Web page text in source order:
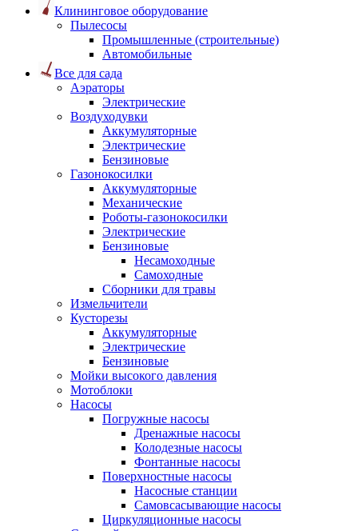
Клининговое оборудование
Пылесосы
Промышленные (строительные)
Автомобильные
Все для сада
Аэраторы
Электрические
Воздуходувки
Аккумуляторные
Электрические
Бензиновые
Газонокосилки
Аккумуляторные
Механические
Роботы-газонокосилки
Электрические
Бензиновые
Несамоходные
Самоходные
Сборники для травы
Измельчители
Кусторезы
Аккумуляторные
Электрические
Бензиновые
Мойки высокого давления
Мотоблоки
Насосы
Погружные насосы
Дренажные насосы
Колодезные насосы
Фонтанные насосы
Поверхностные насосы
Насосные станции
Самовсасывающие насосы
Циркуляционные насосы